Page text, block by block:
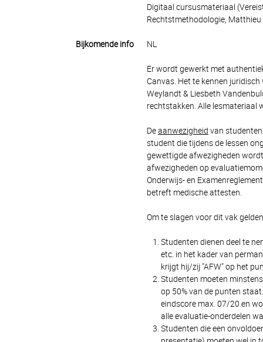
Digitaal cursusmateriaal
Rechtstmethodologie,
Bijkomende info NL
Er wordt gewerkt met
Canvas. Het te kennen
Weylandt & Liesbeth
rechtstakken. Alle lesmateriaal
Deaanwezigheid van
student die tijdens de lessen
gewettigde afwezigheden
afwezigheden op
Onderwijs- en
betreft medische attesten.
Om te slagen voor dit vak
Studenten dienen deel te
etc. in het kader van
krijgt hij/zij "AFW" op het
Studenten moeten
op 50% van de punten
eindscore max. 07/20 en
alle evaluatie-onderdelen
Studenten die een